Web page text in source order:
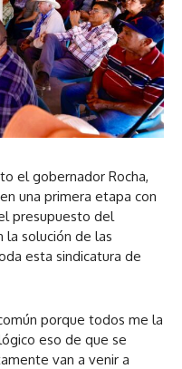
el gobernador Rocha,
una primera etapa con
presupuesto del
la solución de las
esta sindicatura de
porque todos me la
eso de que se
van a venir a